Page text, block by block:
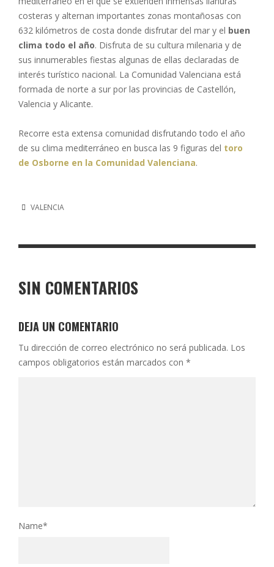
costeras y alternan importantes zonas montañosas con
632 kilómetros de costa donde disfrutar del mar y el buen
clima todo el año. Disfruta de su cultura milenaria y de
sus innumerables fiestas algunas de ellas declaradas de
interés turístico nacional. La Comunidad Valenciana está
formada de norte a sur por las provincias de Castellón,
Valencia y Alicante.
Recorre esta extensa comunidad disfrutando todo el año
de su clima mediterráneo en busca las 9 figuras del toro
de Osborne en la Comunidad Valenciana.
VALENCIA
SIN COMENTARIOS
DEJA UN COMENTARIO
Tu dirección de correo electrónico no será publicada. Los
campos obligatorios están marcados con *
Name*